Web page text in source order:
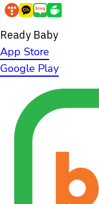
Ready Baby
App Store
Google Play